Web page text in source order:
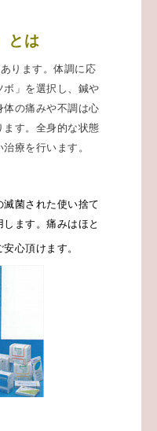
とは
ります。体調に応
ボ」を選択し、鍼や
の痛みや不調は心
す。全身的な状態
療を行います。
菌された使い捨て
ます。痛みはほと
心頂けます。